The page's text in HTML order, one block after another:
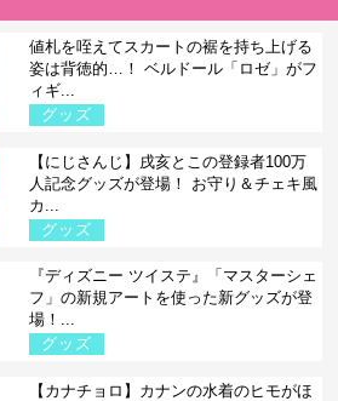
値札を咥えてスカートの裾を持ち上げる
姿は背徳的…！ ベルドール「ロゼ」がフ
ィギ...
グッズ
【にじさんじ】戌亥とこの登録者100万
人記念グッズが登場！ お守り＆チェキ風
カ...
グッズ
『ディズニー ツイステ』「マスターシェ
フ」の新規アートを使った新グッズが登
場！...
グッズ
【カナチョロ】カナンの水着のヒモがほ